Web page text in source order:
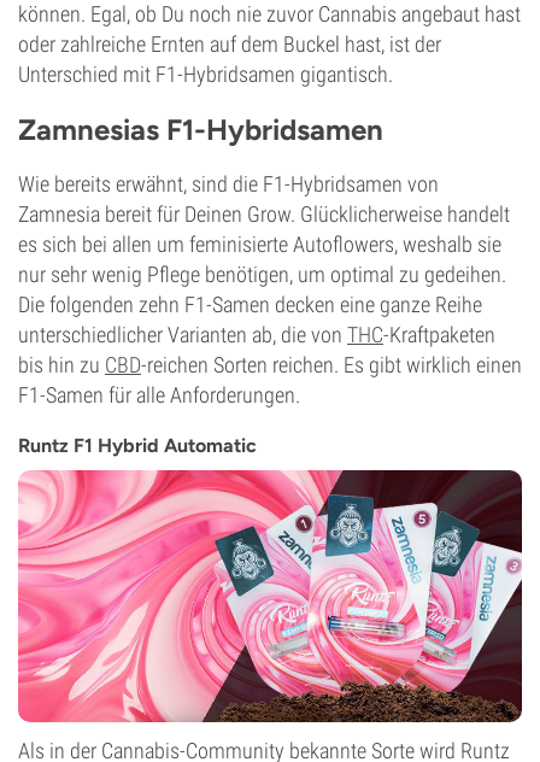
können. Egal, ob Du noch nie zuvor Cannabis angebaut hast
oder zahlreiche Ernten auf dem Buckel hast, ist der
Unterschied mit F1-Hybridsamen gigantisch.
Zamnesias F1-Hybridsamen
Wie bereits erwähnt, sind die F1-Hybridsamen von
Zamnesia bereit für Deinen Grow. Glücklicherweise handelt
es sich bei allen um feminisierte Autoflowers, weshalb sie
nur sehr wenig Pflege benötigen, um optimal zu gedeihen.
Die folgenden zehn F1-Samen decken eine ganze Reihe
unterschiedlicher Varianten ab, die von THC-Kraftpaketen
bis hin zu CBD-reichen Sorten reichen. Es gibt wirklich einen
F1-Samen für alle Anforderungen.
Runtz F1 Hybrid Automatic
Als in der Cannabis-Community bekannte Sorte wird Runtz